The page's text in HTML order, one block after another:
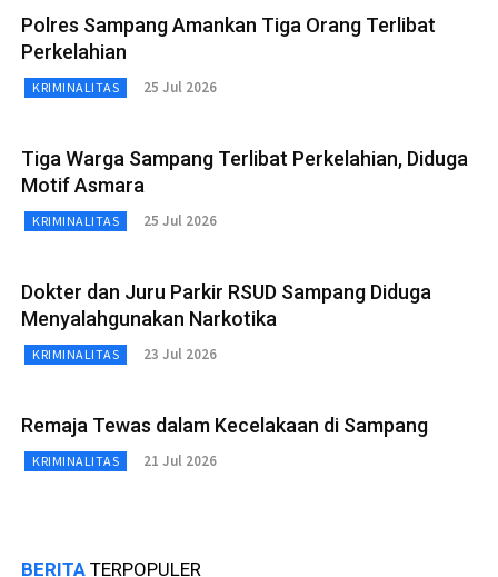
Polres Sampang Amankan Tiga Orang Terlibat
Perkelahian
KRIMINALITAS 25 Jul 2026
Tiga Warga Sampang Terlibat Perkelahian, Diduga
Motif Asmara
KRIMINALITAS 25 Jul 2026
Dokter dan Juru Parkir RSUD Sampang Diduga
Menyalahgunakan Narkotika
KRIMINALITAS 23 Jul 2026
Remaja Tewas dalam Kecelakaan di Sampang
KRIMINALITAS 21 Jul 2026
BERITA TERPOPULER